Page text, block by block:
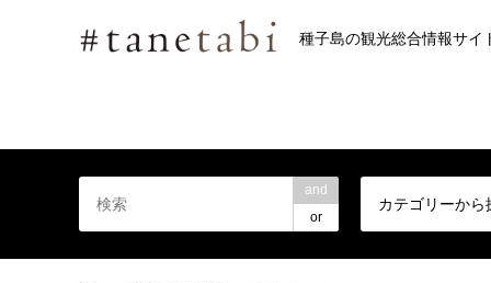
種子島の観光総合情報サイ
and
or
カテゴリーから